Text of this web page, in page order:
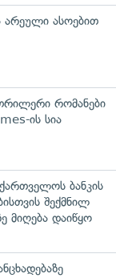
არეული ასოებით
რომანები
ის სია
ბანკის
შექმნილ
მიღება დაიწყო